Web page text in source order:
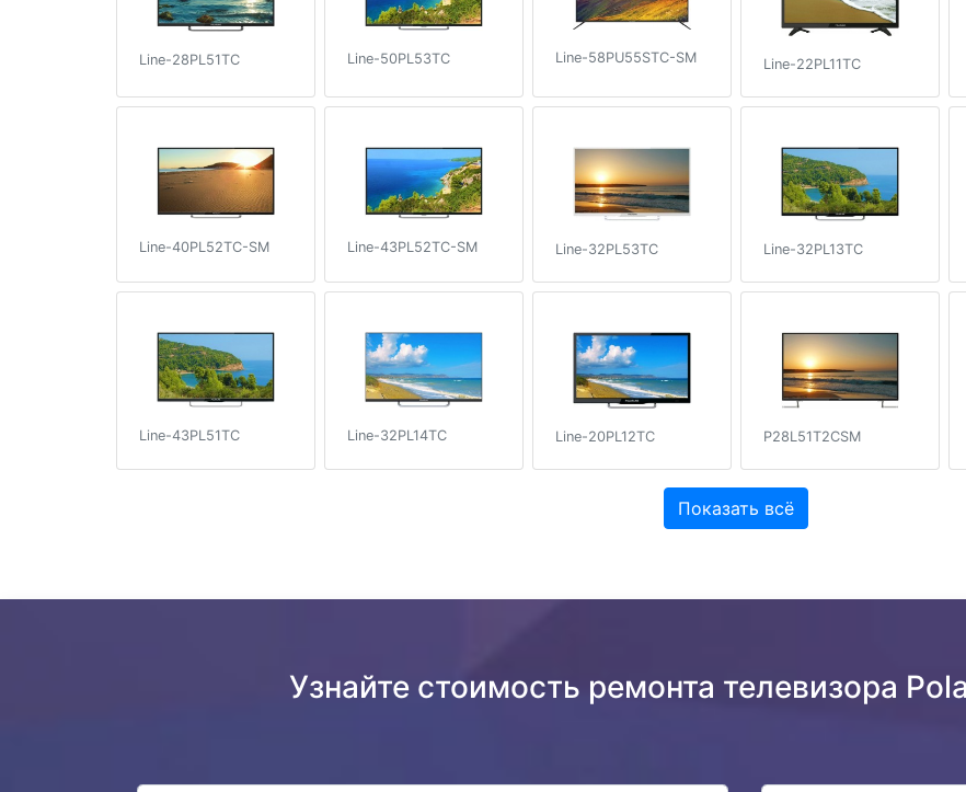
Line-28PL51TC Line-50PL53TC Line-58PU55STC-SM Line-22PL11TC
Line-40PL52TC-SM Line-43PL52TC-SM Line-32PL53TC Line-32PL13TC
Line-43PL51TC Line-32PL14TC Line-20PL12TC P28L51T2CSM
Показать всё
Узнайте стоимость ремонта телевизора